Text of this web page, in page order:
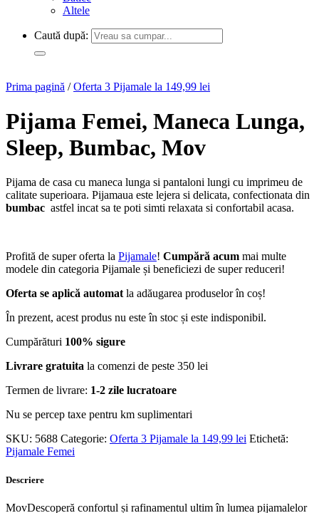
Altele
Caută după:
Prima pagină / Oferta 3 Pijamale la 149,99 lei
Pijama Femei, Maneca Lunga,
Sleep, Bumbac, Mov
Pijama de casa cu maneca lunga si pantaloni lungi cu imprimeu de
calitate superioara. Pijamaua este lejera si delicata, confectionata din
bumbac astfel incat sa te poti simti relaxata si confortabil acasa.
Profită de super oferta la Pijamale! Cumpără acum mai multe
modele din categoria Pijamale și beneficiezi de super reduceri!
Oferta se aplică automatla adăugarea produselor în coș!
În prezent, acest produs nu este în stoc și este indisponibil.
Cumpărături 100% sigure
Livrare gratuita la comenzi de peste 350 lei
Termen de livrare: 1-2 zile lucratoare
Nu se percep taxe pentru km suplimentari
SKU: 5688 Categorie: Oferta 3 Pijamale la 149,99 lei Etichetă:
Pijamale Femei
Descriere
MovDescoperă confortul și rafinamentul ultim în lumea pijamalelor